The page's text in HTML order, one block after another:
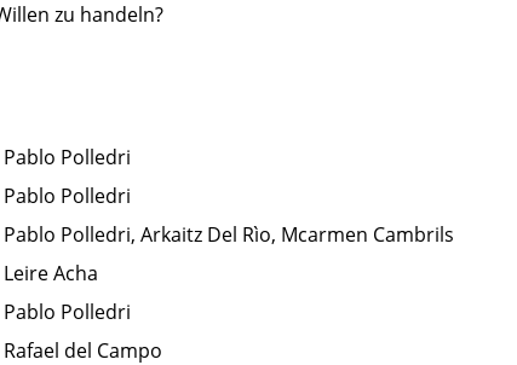
zu handeln?
Pablo Polledri
Pablo Polledri
Pablo Polledri, Arkaitz Del Rìo, Mcarmen Cambrils
Leire Acha
Pablo Polledri
Rafael del Campo